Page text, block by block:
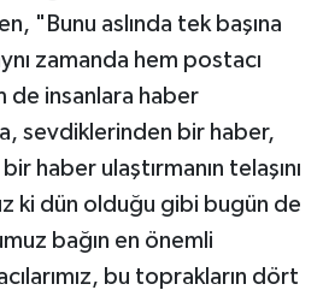
"Bunu aslında tek başına
zamanda hem postacı
de insanlara haber
sevdiklerinden bir haber,
haber ulaştırmanın telaşını
ki dün olduğu gibi bugün de
bağın en önemli
bu toprakların dört